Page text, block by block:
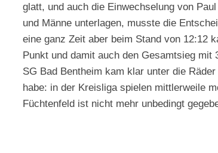
glatt, und auch die Einwechselung von
und Männe unterlagen, musste die
eine ganz Zeit aber beim Stand von 12:12
Punkt und damit auch den Gesamtsieg
SG Bad Bentheim kam klar unter die
habe: in der Kreisliga spielen mittlerweile
Füchtenfeld ist nicht mehr unbedingt